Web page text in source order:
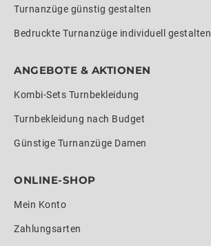
Turnanzüge günstig gestalten
Bedruckte Turnanzüge individuell gestalten
ANGEBOTE & AKTIONEN
Kombi-Sets Turnbekleidung
Turnbekleidung nach Budget
Günstige Turnanzüge Damen
ONLINE-SHOP
Mein Konto
Zahlungsarten